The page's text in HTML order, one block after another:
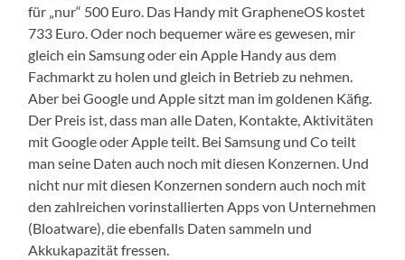
für „nur“ 500 Euro. Das Handy mit GrapheneOS kostet
733 Euro. Oder noch bequemer wäre es gewesen, mir
gleich ein Samsung oder ein Apple Handy aus dem
Fachmarkt zu holen und gleich in Betrieb zu nehmen.
Aber bei Google und Apple sitzt man im goldenen Käfig.
Der Preis ist, dass man alle Daten, Kontakte, Aktivitäten
mit Google oder Apple teilt. Bei Samsung und Co teilt
man seine Daten auch noch mit diesen Konzernen. Und
nicht nur mit diesen Konzernen sondern auch noch mit
den zahlreichen vorinstallierten Apps von Unternehmen
(Bloatware), die ebenfalls Daten sammeln und
Akkukapazität fressen.